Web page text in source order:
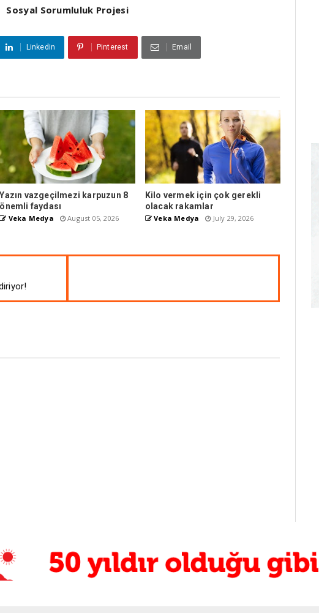
Sosyal Sorumluluk Projesi
Linkedin Pinterest Email
Yazın vazgeçilmezi karpuzun 8
önemli faydası
Veka Medya August 05, 2026
Kilo vermek için çok gerekli
olacak rakamlar
Veka Medya July 29, 2026